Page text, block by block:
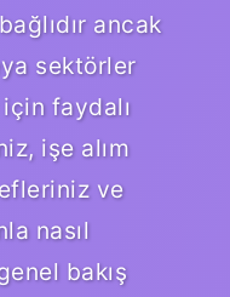
ancak
sektörler
faydalı
işe alım
ve
nasıl
bakış